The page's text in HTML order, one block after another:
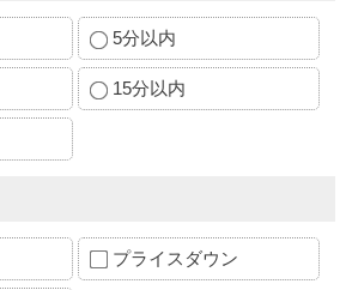
5分以内
15分以内
プライスダウン